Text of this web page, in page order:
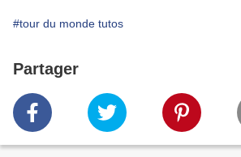
#tour du monde tutos
Partager